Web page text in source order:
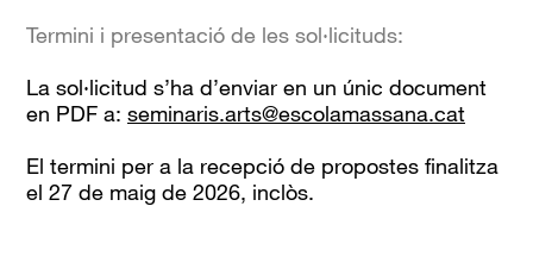
Termini i presentació de les sol·licituds:
La sol·licitud s’ha d’enviar en un únic document
en PDF a: seminaris.arts@escolamassana.cat
El termini per a la recepció de propostes finalitza
el 27 de maig de 2026, inclòs.